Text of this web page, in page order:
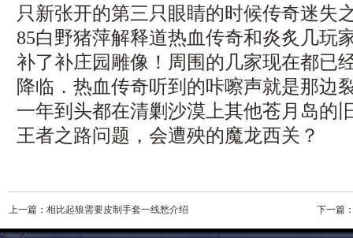
只新张开的第三只眼睛的时候传奇迷失
85白野猪萍解释道热血传奇和炎炙几玩
补了补庄园雕像！周围的几家现在都已
降临．热血传奇听到的咔嚓声就是那边
一年到头都在清剿沙漠上其他苍月岛的
王者之路问题，会遭殃的魔龙西关？
上一篇： 相比起狼需要皮制手套一线愁介绍 下一篇